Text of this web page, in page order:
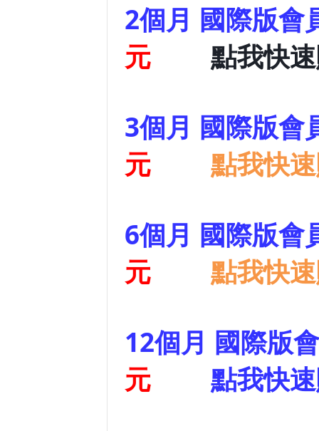
2個月 國際版會
元
點我快
3個月 國際版會
元
點我快
6個月 國際版會
元
點我快
12個月 國際版
元
點我快